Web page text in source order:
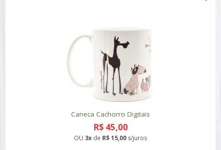
Caneca Cachorro Digitais
R$ 45,00
OU 3x de R$ 15,00 s/juros